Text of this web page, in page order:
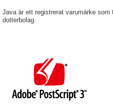
Java är ett registrerat varumärke som
dotterbolag.